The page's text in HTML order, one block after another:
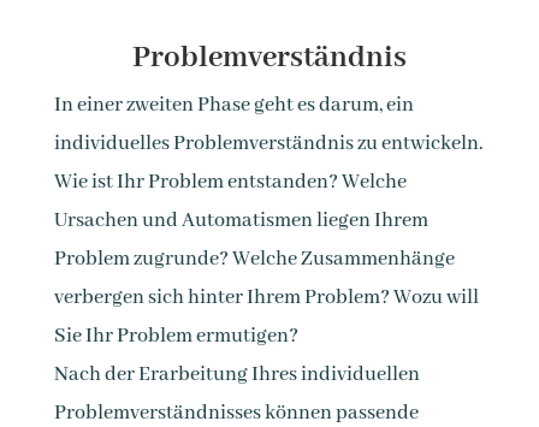
Problemverständnis
In einer zweiten Phase geht es darum, ein
individuelles Problemverständnis zu entwickeln.
Wie ist Ihr Problem entstanden? Welche
Ursachen und Automatismen liegen Ihrem
Problem zugrunde? Welche Zusammenhänge
verbergen sich hinter Ihrem Problem? Wozu will
Sie Ihr Problem ermutigen?
Nach der Erarbeitung Ihres individuellen
Problemverständnisses können passende